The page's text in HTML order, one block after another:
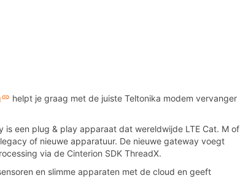
helpt je graag met de juiste Teltonika modem vervanger
is een plug & play apparaat dat wereldwijde LTE Cat. M of
of nieuwe apparatuur. De nieuwe gateway voegt
via de Cinterion SDK ThreadX.
en slimme apparaten met de cloud en geeft